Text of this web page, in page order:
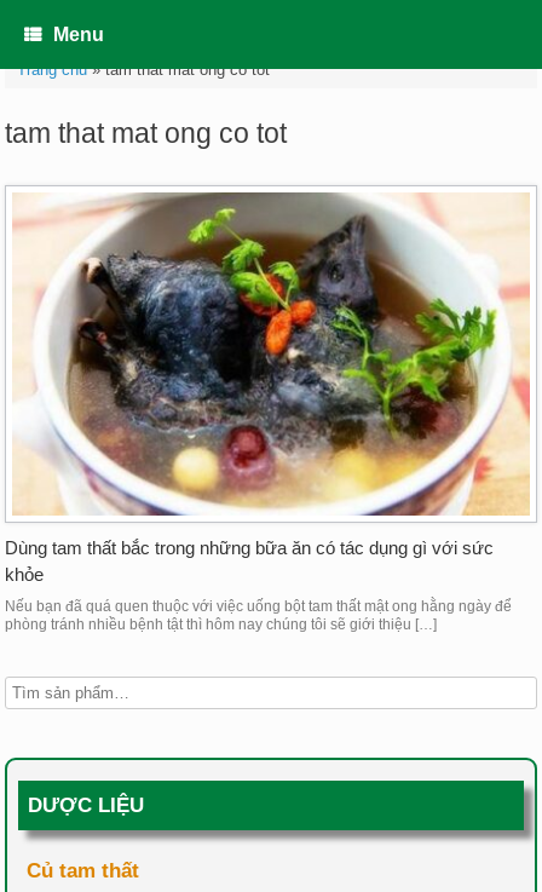
Menu
Trang chủ»tam that mat ong co tot
tam that mat ong co tot
Dùng tam thất bắc trong những bữa ăn có tác dụng gì với sức
khỏe
Nếu bạn đã quá quen thuộc với việc uống bột tam thất mật ong hằng ngày để
phòng tránh nhiều bệnh tật thì hôm nay chúng tôi sẽ giới thiệu […]
DƯỢC LIỆU
Củ tam thất